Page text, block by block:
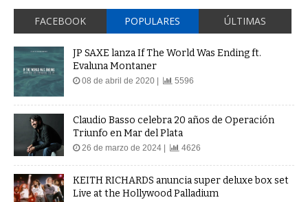
FACEBOOK POPULARES ÚLTIMAS
JP SAXE lanza If The World Was Ending ft.
Evaluna Montaner
08 de abril de 2020 | 5596
Claudio Basso celebra 20 años de Operación
Triunfo en Mar del Plata
26 de marzo de 2024 | 4626
KEITH RICHARDS anuncia super deluxe box set
Live at the Hollywood Palladium